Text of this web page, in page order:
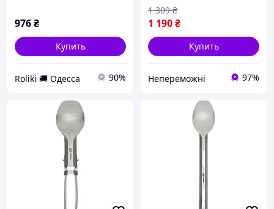
976₴
Купить
Roliki 🚚 Одесса 90%
1 190₴
1 309 ₴
Купить
Непереможні 97%